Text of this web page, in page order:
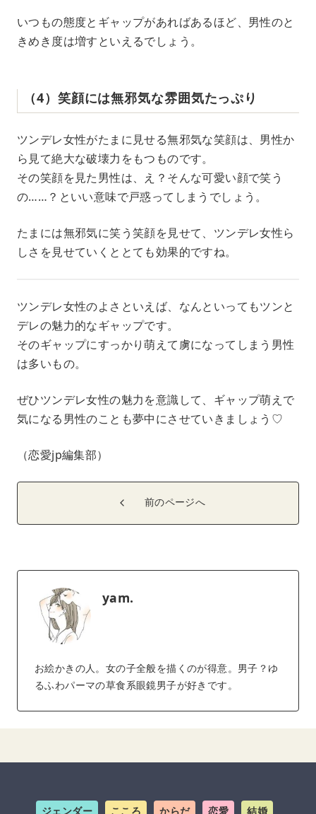
いつもの態度とギャップがあればあるほど、男性のと
きめき度は増すといえるでしょう。
（4）笑顔には無邪気な雰囲気たっぷり
ツンデレ女性がたまに見せる無邪気な笑顔は、男性か
ら見て絶大な破壊力をもつものです。
その笑顔を見た男性は、え？そんな可愛い顔で笑う
の……？といい意味で戸惑ってしまうでしょう。
たまには無邪気に笑う笑顔を見せて、ツンデレ女性ら
しさを見せていくととても効果的ですね。
ツンデレ女性のよさといえば、なんといってもツンと
デレの魅力的なギャップです。
そのギャップにすっかり萌えて虜になってしまう男性
は多いもの。
ぜひツンデレ女性の魅力を意識して、ギャップ萌えで
気になる男性のことも夢中にさせていきましょう♡
（恋愛jp編集部）
前のページへ
yam.
お絵かきの人。女の子全般を描くのが得意。男子？ゆ
るふわパーマの草食系眼鏡男子が好きです。
ジェンダー こころ からだ 恋愛 結婚